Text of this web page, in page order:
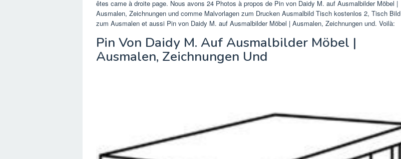
êtes came à droite page. Nous avons 24 Photos à propos de Pin von Daidy M. auf Ausmalbilder Möbel |
Ausmalen, Zeichnungen und comme Malvorlagen zum Drucken Ausmalbild Tisch kostenlos 2, Tisch Bild
zum Ausmalen et aussi Pin von Daidy M. auf Ausmalbilder Möbel | Ausmalen, Zeichnungen und. Voilà:
Pin Von Daidy M. Auf Ausmalbilder Möbel |
Ausmalen, Zeichnungen Und